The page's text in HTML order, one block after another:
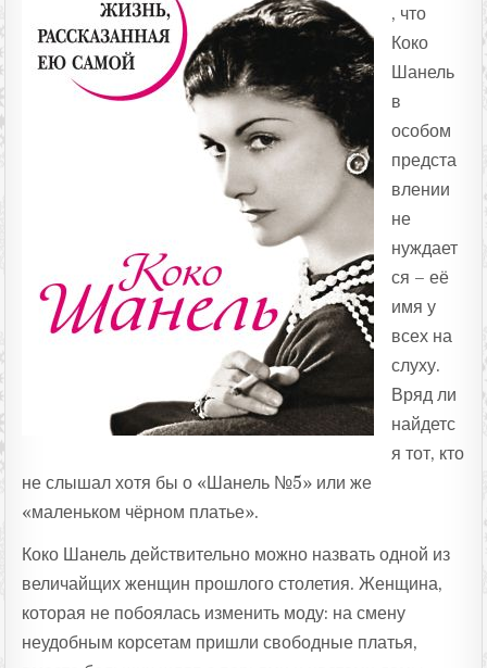
, что
Коко
Шанель
в
особом
предста
влении
не
нуждает
ся – её
имя у
всех на
слуху.
Вряд ли
найдетс
я тот, кто
не слышал хотя бы о «Шанель №5» или же
«маленьком чёрном платье».
Коко Шанель действительно можно назвать одной из
величайщих женщин прошлого столетия. Женщина,
которая не побоялась изменить моду: на смену
неудобным корсетам пришли свободные платья,